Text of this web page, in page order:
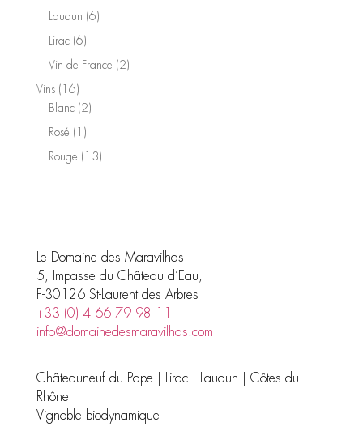
Laudun 66
Lirac 66
produits
Vin de France 22
Vins 1616
produits
Blanc 22
Rosé
1
produit
Rouge 1313
Le Domaine des Maravilhas
5, Impasse du Château d’Eau,
F-30126 St-Laurent des Arbres
+33 (0) 4 66 79 98 11
info@domainedesmaravilhas.com
Châteauneuf du Pape | Lirac | Laudun | Côtes du
Rhône
Vignoble biodynamique